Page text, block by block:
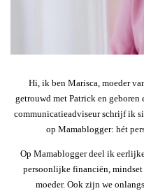
Hi, ik ben Marisca, moeder
getrouwd met Patrick en geboren
communicatieadviseur schrijf ik
op Mamablogger: hét
Op Mamablogger deel ik
persoonlijke financiën,
moeder. Ook zijn we